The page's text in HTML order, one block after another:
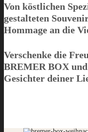
Von köstlichen
gestalteten
Hommage an die
Verschenke die
BREMER BOX
Gesichter deiner